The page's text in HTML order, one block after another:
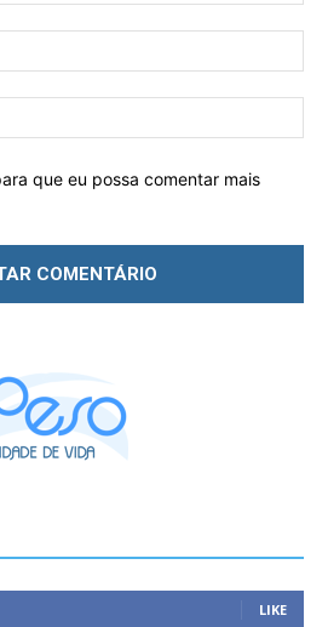
que eu possa comentar mais
LIKE